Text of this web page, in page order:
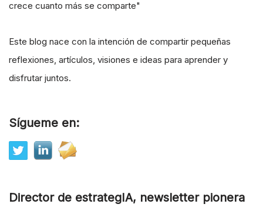
crece cuanto más se comparte"
Este blog nace con la intención de compartir pequeñas
reflexiones, artículos, visiones e ideas para aprender y
disfrutar juntos.
Sígueme en:
Director de estrategIA, newsletter pionera